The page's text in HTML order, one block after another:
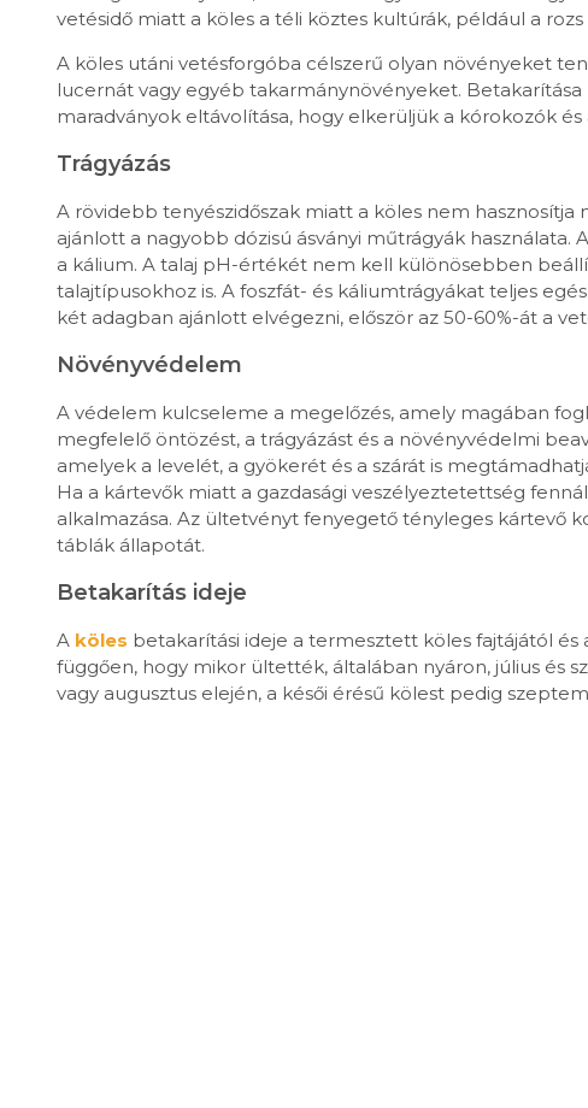
vetésidő miatt a köles a téli köztes kultúrák, például a
A köles utáni vetésforgóba célszerű olyan növényeket
lucernát vagy egyéb takarmánynövényeket.
maradványok eltávolítása, hogy elkerüljük a kórokozók
Trágyázás
A rövidebb tenyészidőszak miatt a köles nem
ajánlott a nagyobb dózisú ásványi műtrágyák
a kálium. A talaj pH-értékét nem kell különösebben
talajtípusokhoz is. A foszfát- és káliumtrágyákat teljes
két adagban ajánlott elvégezni, először az 50-60%-át a
Növényvédelem
A védelem kulcseleme a megelőzés, amely magában
megfelelő öntözést, a trágyázást és a növényvédelmi
amelyek a levelét, a gyökerét és a szárát is
Ha a kártevők miatt a gazdasági veszélyeztetettség
alkalmazása. Az ültetvényt fenyegető tényleges kártevő
táblák állapotát.
Betakarítás ideje
A köles betakarítási ideje a termesztett köles fajtájától
függően, hogy mikor ültették, általában nyáron, július és
vagy augusztus elején, a késői érésű kölest pedig